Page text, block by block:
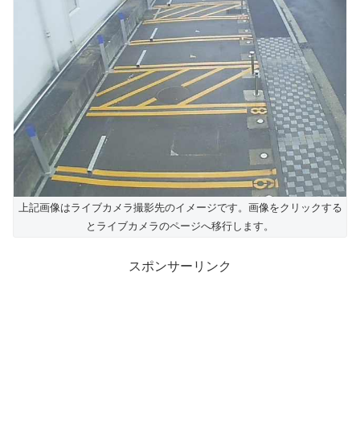
上記画像はライブカメラ撮影先のイメージです。画像をクリックする
とライブカメラのページへ移行します。
スポンサーリンク